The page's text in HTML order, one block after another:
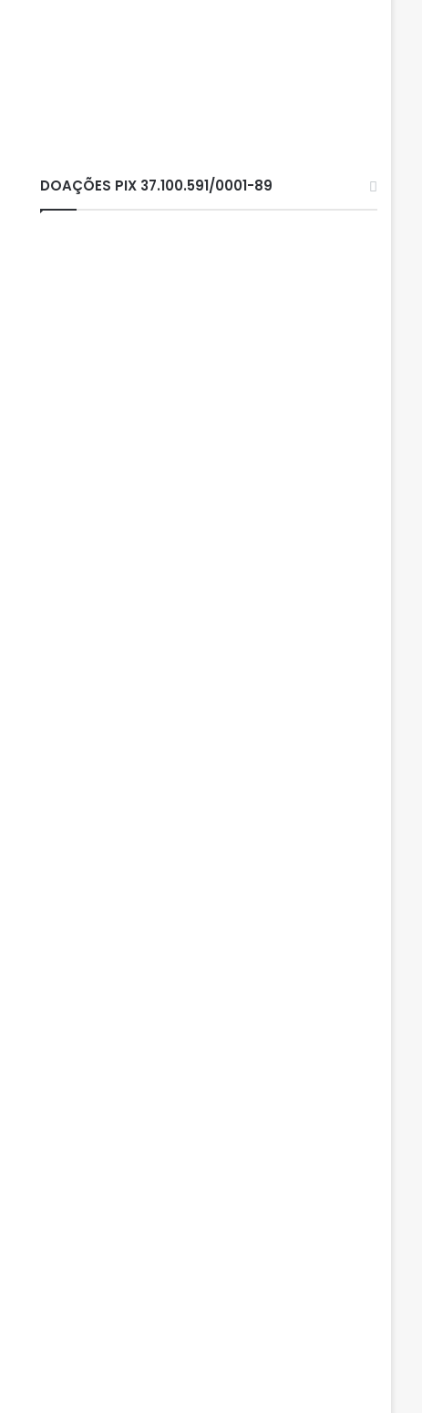
DOAÇÕES PIX 37.100.591/0001-89